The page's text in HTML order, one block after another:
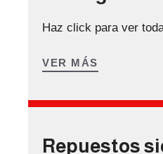
Haz click para ver
VER MÁS
Repuestos